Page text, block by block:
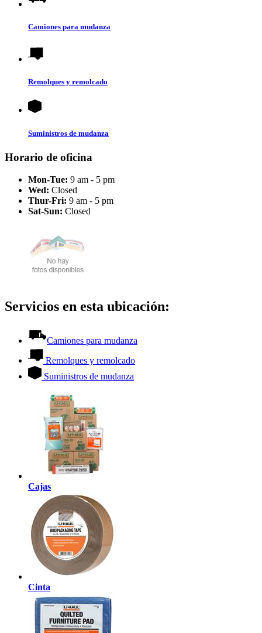
Camiones para mudanza
Remolques y remolcado
Suministros de mudanza
Horario de oficina
Mon-Tue: 9 am - 5 pm
Wed: Closed
Thur-Fri: 9 am - 5 pm
Sat-Sun: Closed
Servicios en esta ubicación:
Camiones para mudanza
Remolques y remolcado
Suministros de mudanza
Cajas
Cinta